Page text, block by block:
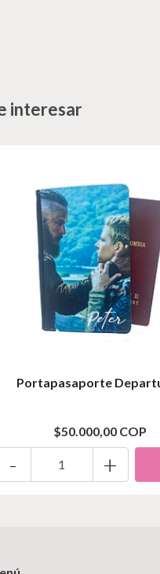
interesar
Portapasaporte
$50.000,00 COP
+
-